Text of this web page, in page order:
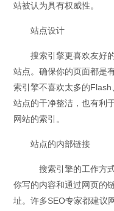
站被认为具有权威性。
站点设计
搜索引擎更喜欢友好的
站点。确保你的页面都是
索引擎不喜欢太多的
站点的干净整洁，也有利
网站的索引。
站点的内部链接
搜索引擎的工作方式是
你写的内容和通过网页的
址。许多SEO专家都建议